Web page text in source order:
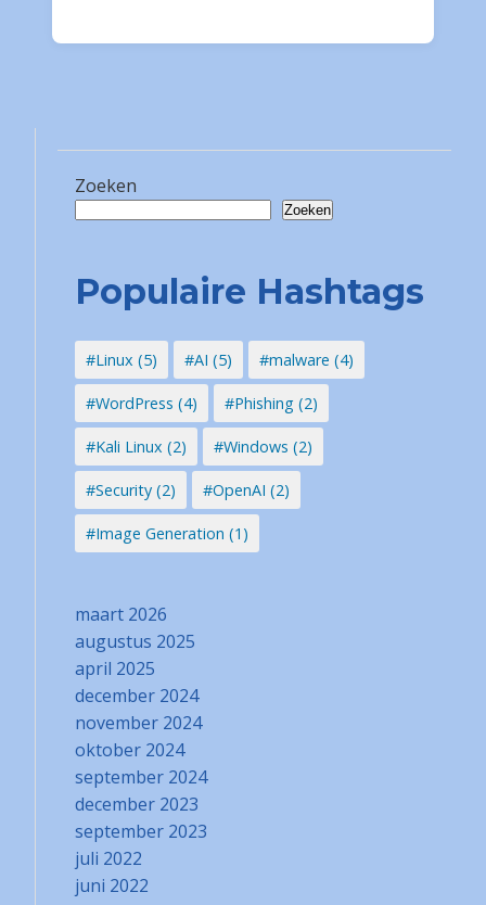
Zoeken
Zoeken
Populaire Hashtags
#Linux (5) #AI (5) #malware (4)
#WordPress (4) #Phishing (2)
#Kali Linux (2) #Windows (2)
#Security (2) #OpenAI (2)
#Image Generation (1)
maart 2026
augustus 2025
april 2025
december 2024
november 2024
oktober 2024
september 2024
december 2023
september 2023
juli 2022
juni 2022